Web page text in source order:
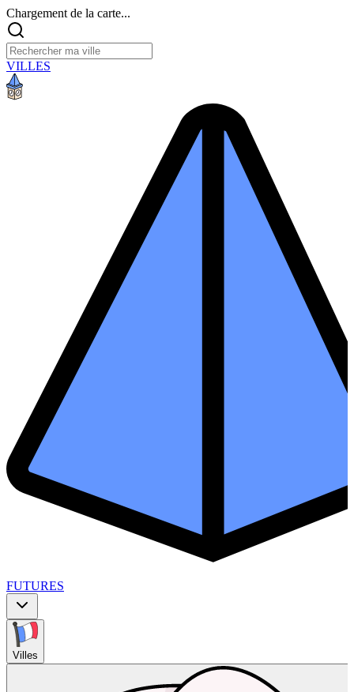
Chargement de la carte...
VILLES
FUTURES
Villes